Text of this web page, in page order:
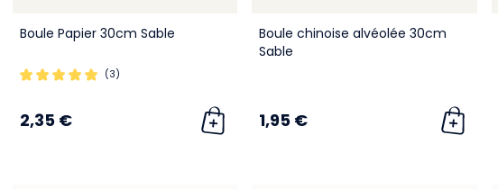
Boule Papier 30cm Sable
(3)
2,35 €
Boule chinoise alvéolée 30cm
Sable
1,95 €